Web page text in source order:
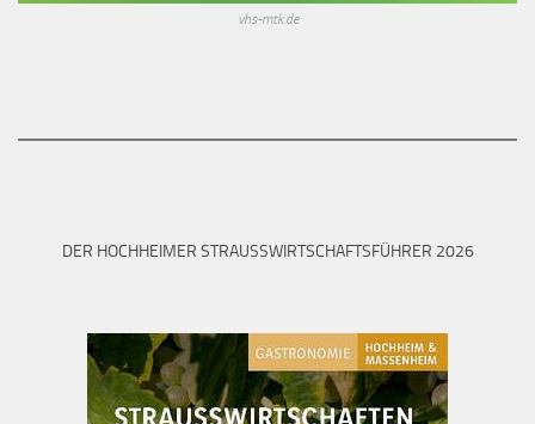
vhs-mtk.de
DER HOCHHEIMER STRAUSSWIRTSCHAFTSFÜHRER 2026